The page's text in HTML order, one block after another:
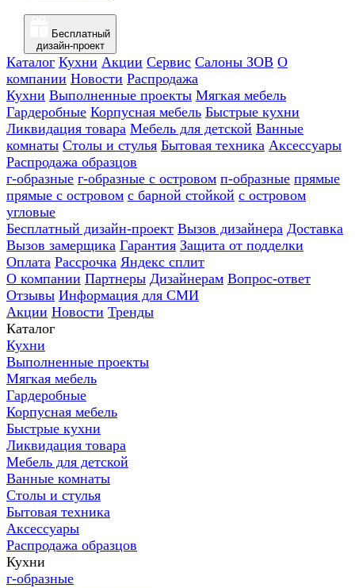
Бесплатный
дизайн-проект
Каталог Кухни Акции Сервис Салоны ЗОВ О
компании Новости Распродажа
Кухни Выполненные проекты Мягкая мебель
Гардеробные Корпусная мебель Быстрые кухни
Ликвидация товара Мебель для детской Ванные
комнаты Столы и стулья Бытовая техника Аксессуары
Распродажа образцов
г-образные г-образные с островом п-образные прямые
прямые с островом с барной стойкой с островом
угловые
Бесплатный дизайн-проект Вызов дизайнера Доставка
Вызов замерщика Гарантия Защита от подделки
Оплата Рассрочка Яндекс сплит
О компании Партнеры Дизайнерам Вопрос-ответ
Отзывы Информация для СМИ
Акции Новости Тренды
Каталог
Кухни
Выполненные проекты
Мягкая мебель
Гардеробные
Корпусная мебель
Быстрые кухни
Ликвидация товара
Мебель для детской
Ванные комнаты
Столы и стулья
Бытовая техника
Аксессуары
Распродажа образцов
Кухни
г-образные